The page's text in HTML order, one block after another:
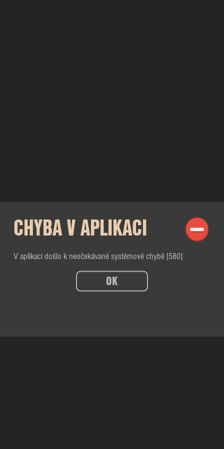
CHYBA V APLIKACI
V aplikaci došlo k neočekávané systémové chybě [580]
OK